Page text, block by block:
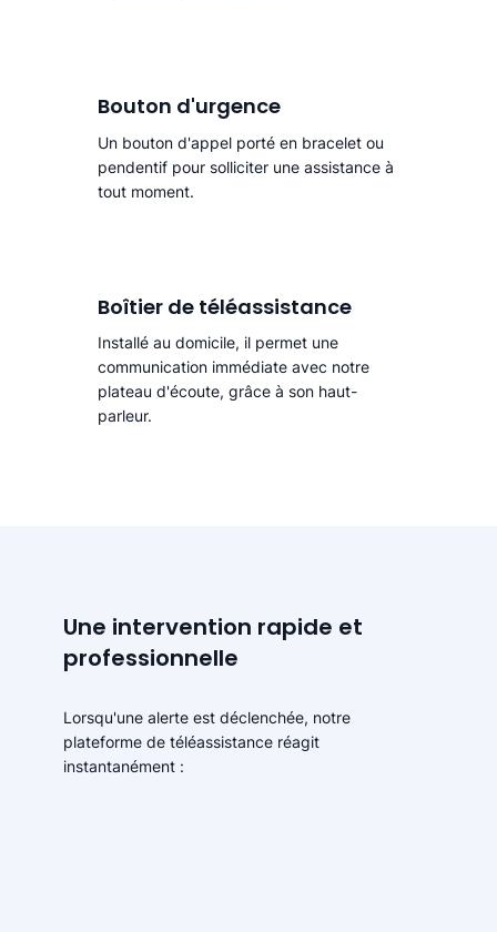
Bouton d'urgence
Un bouton d'appel porté en bracelet ou
pendentif pour solliciter une assistance à
tout moment.
Boîtier de téléassistance
Installé au domicile, il permet une
communication immédiate avec notre
plateau d'écoute, grâce à son haut-
parleur.
Une intervention rapide et
professionnelle
Lorsqu'une alerte est déclenchée, notre
plateforme de téléassistance réagit
instantanément :